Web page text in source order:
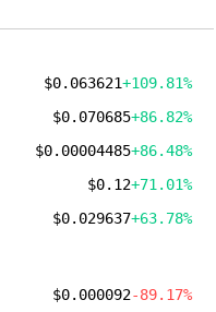
$0.063621+109.81%
$0.070685+86.82%
$0.00004485+86.48%
$0.12+71.01%
$0.029637+63.78%
$0.000092-89.17%